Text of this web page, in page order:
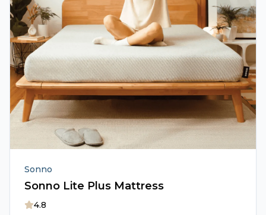
Sonno
Sonno Lite Plus Mattress
4.8